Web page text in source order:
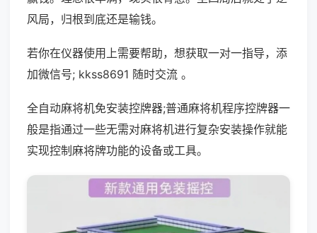
风局，归根到底还是输钱。
若你在仪器使用上需要帮助，想获取一对一指导，添
加微信号; kkss8691 随时交流 。
全自动麻将机免安装控牌器;普通麻将机程序控牌器一
般是指通过一些无需对麻将机进行复杂安装操作就能
实现控制麻将牌功能的设备或工具。